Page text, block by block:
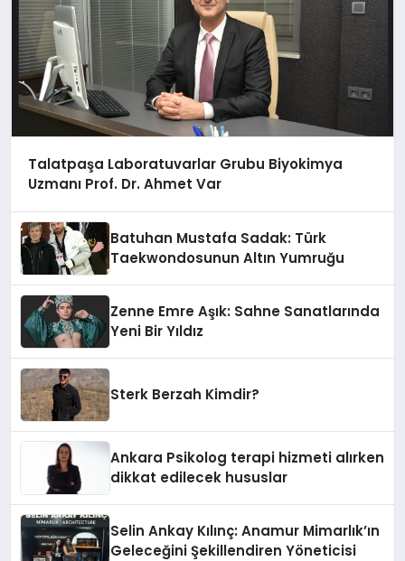
Talatpaşa Laboratuvarlar Grubu Biyokimya
Uzmanı Prof. Dr. Ahmet Var
Batuhan Mustafa Sadak: Türk
Taekwondosunun Altın Yumruğu
Zenne Emre Aşık: Sahne Sanatlarında
Yeni Bir Yıldız
Sterk Berzah Kimdir?
Ankara Psikolog terapi hizmeti alırken
dikkat edilecek hususlar
Selin Ankay Kılınç: Anamur Mimarlık’ın
Geleceğini Şekillendiren Yöneticisi